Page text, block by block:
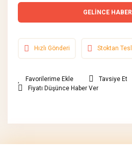
GELİNCE
Hızlı Gönderi Stoktan
Tavsiye Et
Fiyatı Düşünce Haber Ver